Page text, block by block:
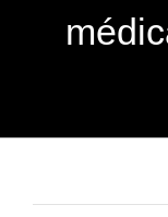
MAMMAIRE
MÉDECINE